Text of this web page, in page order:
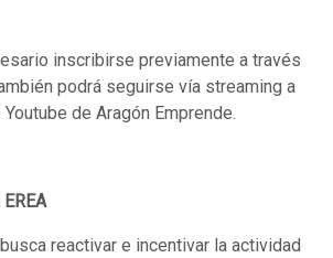
inscribirse previamente a través
podrá seguirse vía streaming a
de Aragón Emprende.
reactivar e incentivar la actividad